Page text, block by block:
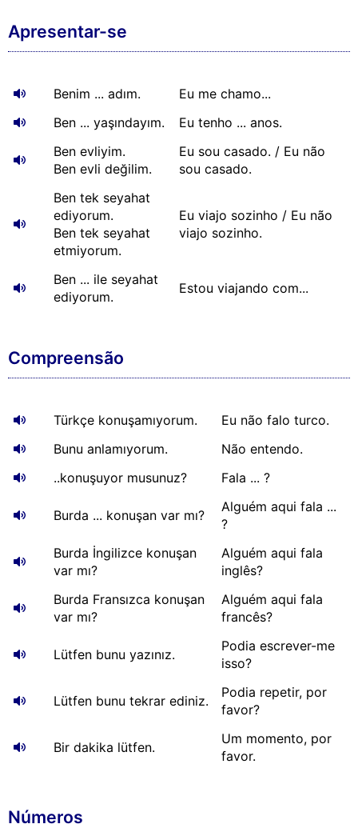
Apresentar-se
Benim ... adım.
Eu me chamo...
Ben ... yaşındayım.
Eu tenho ... anos.
Ben evliyim.
Ben evli değilim.
Eu sou casado. / Eu não
sou casado.
Ben tek seyahat
ediyorum.
Ben tek seyahat
etmiyorum.
Eu viajo sozinho / Eu não
viajo sozinho.
Ben ... ile seyahat
ediyorum.
Estou viajando com...
Compreensão
Türkçe konuşamıyorum.
Eu não falo turco.
Bunu anlamıyorum.
Não entendo.
..konuşuyor musunuz?
Fala ... ?
Burda ... konuşan var mı?
Alguém aqui fala ...
?
Burda İngilizce konuşan
var mı?
Alguém aqui fala
inglês?
Burda Fransızca konuşan
var mı?
Alguém aqui fala
francês?
Lütfen bunu yazınız.
Podia escrever-me
isso?
Lütfen bunu tekrar ediniz.
Podia repetir, por
favor?
Bir dakika lütfen.
Um momento, por
favor.
Números